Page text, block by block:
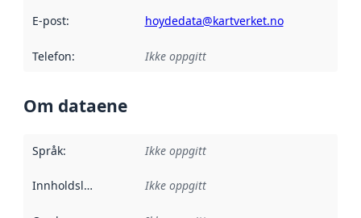
E-post: hoydedata@kartverket.no
Telefon: Ikke oppgitt
Om dataene
Språk: Ikke oppgitt
Innholdsleverandører :
Ikke oppgitt